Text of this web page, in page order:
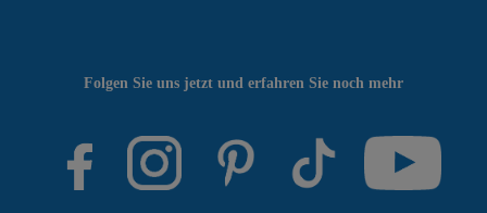
Folgen Sie uns jetzt und erfahren Sie noch mehr